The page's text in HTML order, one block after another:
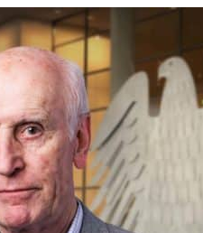
der
Die
halten
verübten
Flüge vor